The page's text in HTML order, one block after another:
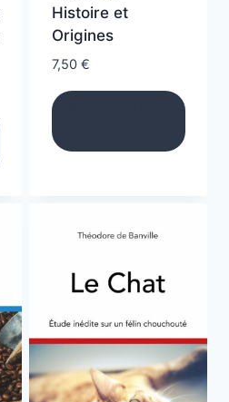
Histoire et
Origines
7,50 €